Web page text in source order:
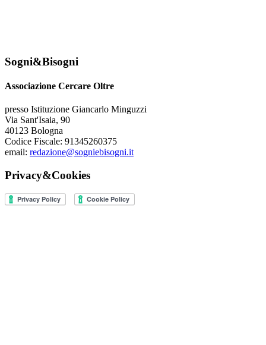
Sogni&Bisogni
Associazione Cercare Oltre
presso Istituzione Giancarlo Minguzzi
Via Sant'Isaia, 90
40123 Bologna
Codice Fiscale: 91345260375
email: redazione@sogniebisogni.it
Privacy&Cookies